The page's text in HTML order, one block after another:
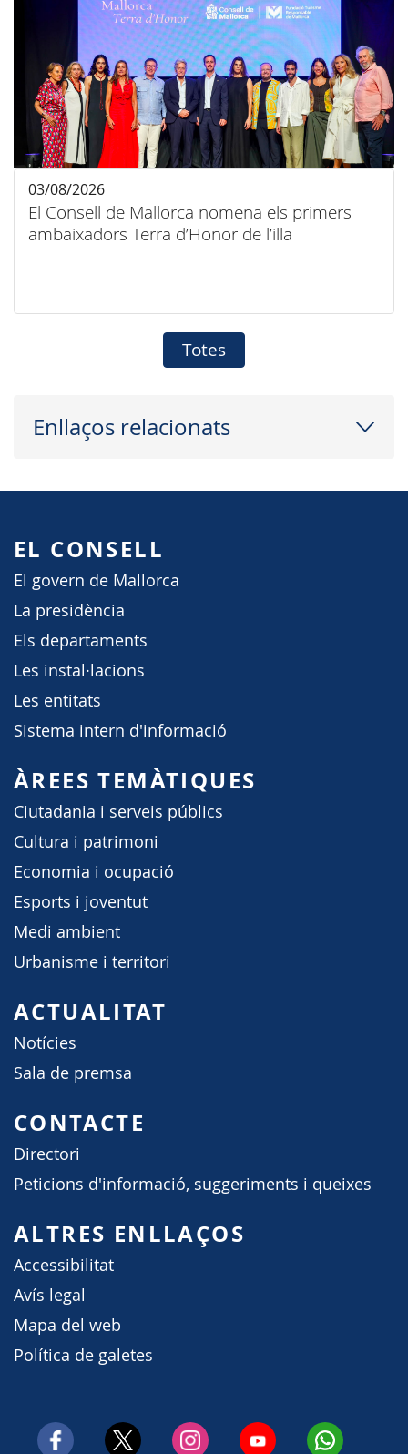
El Consell de Mallorca nomena els primers
ambaixadors Terra d’Honor de l’illa
03/08/2026
Totes
Enllaços relacionats
EL CONSELL
El govern de Mallorca
La presidència
Els departaments
Les instal·lacions
Les entitats
Sistema intern d'informació
ÀREES TEMÀTIQUES
Ciutadania i serveis públics
Cultura i patrimoni
Economia i ocupació
Esports i joventut
Medi ambient
Urbanisme i territori
ACTUALITAT
Notícies
Sala de premsa
CONTACTE
Directori
Peticions d'informació, suggeriments i queixes
ALTRES ENLLAÇOS
Accessibilitat
Avís legal
Mapa del web
Política de galetes